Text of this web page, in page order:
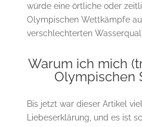
würde eine örtliche oder
Olympischen Wettkämpfe
verschlechterten
Warum ich mich
Olympischen
Bis jetzt war dieser Artikel
Liebeserklärung, und es ist